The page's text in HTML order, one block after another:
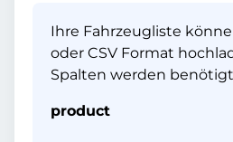
Ihre Fahrzeugliste
oder CSV Format
Spalten werden
product